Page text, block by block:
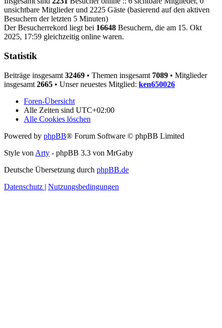
unsichtbare Mitglieder und 2225 Gäste (basierend auf den aktiven
Besuchern der letzten 5 Minuten)
Der Besucherrekord liegt bei 16648 Besuchern, die am 15. Okt
2025, 17:59 gleichzeitig online waren.
Statistik
Beiträge insgesamt 32469 • Themen insgesamt 7089 • Mitglieder
insgesamt 2665 • Unser neuestes Mitglied: ken650026
Foren-Übersicht
Alle Zeiten sind UTC+02:00
Alle Cookies löschen
Powered by phpBB® Forum Software © phpBB Limited
Style von Arty - phpBB 3.3 von MrGaby
Deutsche Übersetzung durch phpBB.de
Datenschutz | Nutzungsbedingungen